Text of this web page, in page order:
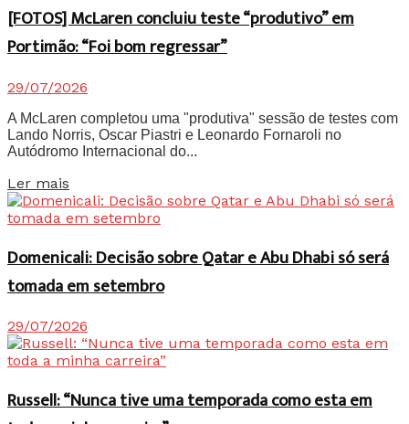
[FOTOS] McLaren concluiu teste “produtivo” em
Portimão: “Foi bom regressar”
29/07/2026
A McLaren completou uma "produtiva" sessão de testes com
Lando Norris, Oscar Piastri e Leonardo Fornaroli no
Autódromo Internacional do...
Ler mais
Domenicali: Decisão sobre Qatar e Abu Dhabi só será
tomada em setembro
29/07/2026
Russell: “Nunca tive uma temporada como esta em